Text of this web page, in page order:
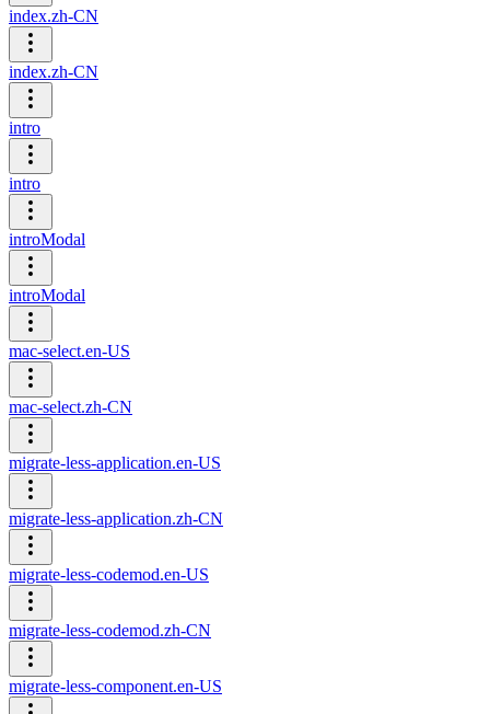
index.zh-CN
index.zh-CN
intro
intro
introModal
introModal
mac-select.en-US
mac-select.zh-CN
migrate-less-application.en-US
migrate-less-application.zh-CN
migrate-less-codemod.en-US
migrate-less-codemod.zh-CN
migrate-less-component.en-US